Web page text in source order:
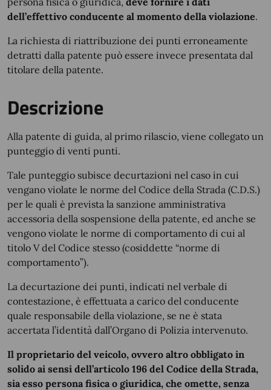
dell’effettivo conducente al momento della violazione.
La richiesta di riattribuzione dei punti erroneamente
detratti dalla patente può essere invece presentata dal
titolare della patente.
Descrizione
Alla patente di guida, al primo rilascio, viene collegato un
punteggio di venti punti.
Tale punteggio subisce decurtazioni nel caso in cui
vengano violate le norme del Codice della Strada (C.D.S.)
per le quali è prevista la sanzione amministrativa
accessoria della sospensione della patente, ed anche se
vengono violate le norme di comportamento di cui al
titolo V del Codice stesso (cosiddette “norme di
comportamento”).
La decurtazione dei punti, indicati nel verbale di
contestazione, è effettuata a carico del conducente
quale responsabile della violazione, se ne è stata
accertata l’identità dall’Organo di Polizia intervenuto.
Il proprietario del veicolo, ovvero altro obbligato in
solido ai sensi dell’articolo 196 del Codice della Strada,
sia esso persona fisica o giuridica, che omette, senza